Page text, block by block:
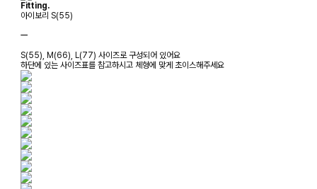
Fitting.
아이보리 S(55)
ㅡ
S(55), M(66), L(77) 사이즈로 구성되어 있어요
하단에 있는 사이즈표를 참고하시고 체형에 맞게 초이스해주세요